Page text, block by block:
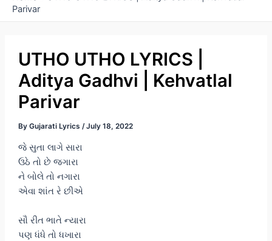
Parivar
UTHO UTHO LYRICS |
Aditya Gadhvi | Kehvatlal
Parivar
By Gujarati Lyrics /July 18, 2022
જે સુતા લાગે સારા
ઉઠે તો છે જગારા
ને બોલે તો નગારા
એવા શાંત રે છીએ
સૌ રીત ભાતે ન્યારા
પણ ધંધે તો ધખારા